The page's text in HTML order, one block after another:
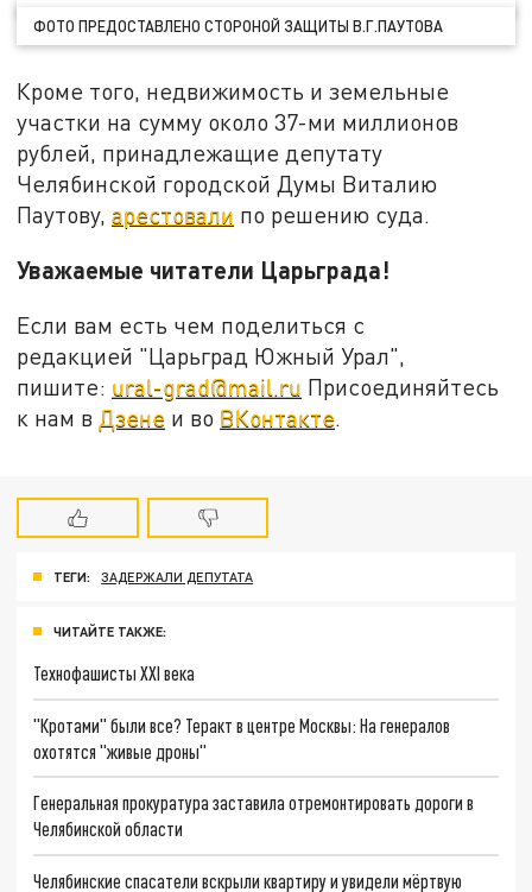
ФОТО ПРЕДОСТАВЛЕНО СТОРОНОЙ ЗАЩИТЫ В.Г.ПАУТОВА
Кроме того, недвижимость и земельные
участки на сумму около 37-ми миллионов
рублей, принадлежащие депутату
Челябинской городской Думы Виталию
Паутову,арестовали по решению суда.
Уважаемые читатели Царьграда!
Если вам есть чем поделиться с
редакцией "Царьград Южный Урал",
пишите: ural-grad@mail.ru Присоединяйтесь
к нам в Дзене и во ВКонтакте.
ТЕГИ: ЗАДЕРЖАЛИ ДЕПУТАТА
ЧИТАЙТЕ ТАКЖЕ:
Технофашисты XXI века
"Кротами" были все? Теракт в центре Москвы: На генералов
охотятся "живые дроны"
Генеральная прокуратура заставила отремонтировать дороги в
Челябинской области
Челябинские спасатели вскрыли квартиру и увидели мёртвую